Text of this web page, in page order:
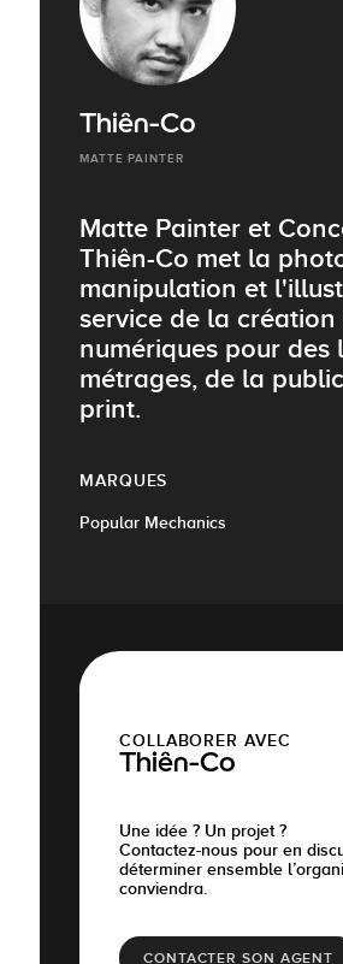
Thiên-Co
MATTE PAINTER
Matte Painter et
Thiên-Co met la
manipulation et
service de la création
numériques pour des
métrages, de la
print.
MARQUES
Popular Mechanics
COLLABORER AVEC
Thiên-Co
Une idée ? Un projet ?
Contactez-nous pour en
déterminer ensemble
conviendra.
CONTACTER SON AGENT